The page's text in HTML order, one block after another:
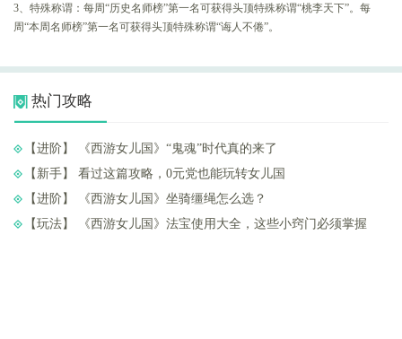
3、特殊称谓：每周“历史名师榜”第一名可获得头顶特殊称谓“桃李天下”。每
周“本周名师榜”第一名可获得头顶特殊称谓“诲人不倦”。
热门攻略
【进阶】 ​《西游女儿国》“鬼魂”时代真的来了
【新手】 ​看过这篇攻略，0元党也能玩转女儿国
【进阶】 ​《西游女儿国》坐骑缰绳怎么选？
【玩法】 ​《西游女儿国》法宝使用大全，这些小窍门必须掌握